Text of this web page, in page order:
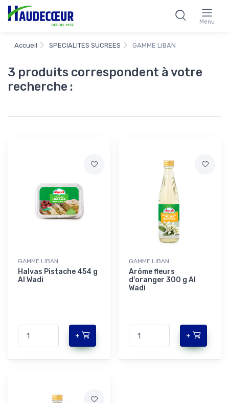
Menu
Accueil SPECIALITES SUCREES GAMME LIBAN
3 produits correspondent à votre
recherche :
GAMME LIBAN
Halvas Pistache 454 g
Al Wadi
+
GAMME LIBAN
Arôme fleurs
d'oranger 300 g Al
Wadi
+